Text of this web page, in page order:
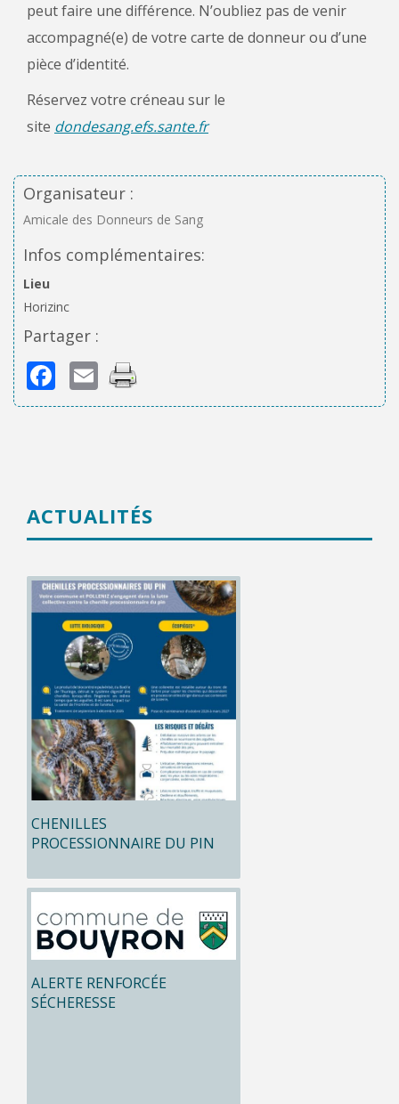
peut faire une différence. N’oubliez pas de venir
accompagné(e) de votre carte de donneur ou d’une
pièce d’identité.
Réservez votre créneau sur le
site dondesang.efs.sante.fr
Organisateur :
Amicale des Donneurs de Sang
Infos complémentaires:
Lieu
Horizinc
Partager :
Facebook
Email
ACTUALITÉS
CHENILLES
PROCESSIONNAIRE DU PIN
ALERTE RENFORCÉE
SÉCHERESSE